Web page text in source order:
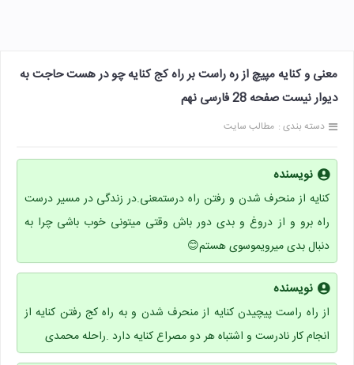
معنی و کنایه مپیچ از ره راست بر راه کج کنایه چو در هست حاجت به
دیوار نیست صفحه 28 فارسی نهم
دسته بندی : مطالب سایت
نویسنده
کنایه از منحرف شدن و رفتن راه درستمعنی.در زندگی در مسیر درست
راه برو و از دروغ و بدی دور باش وقتی میتونی خوب باشی چرا به
دنبال بدی میرویموسوی هستم😊
نویسنده
از راه راست پیچیدن کنایه از منحرف شدن و به راه کج رفتن کنایه از
انجام کار نادرست و اشتباه هر دو مصراع کنایه دارد .راحله محمدی